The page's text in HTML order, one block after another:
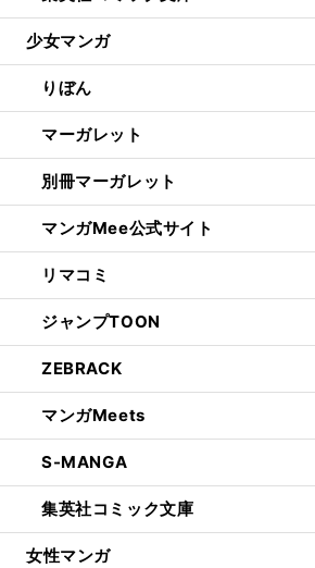
少女マンガ
りぼん
マーガレット
別冊マーガレット
マンガMee公式サイト
リマコミ
ジャンプTOON
ZEBRACK
マンガMeets
S-MANGA
集英社コミック文庫
女性マンガ